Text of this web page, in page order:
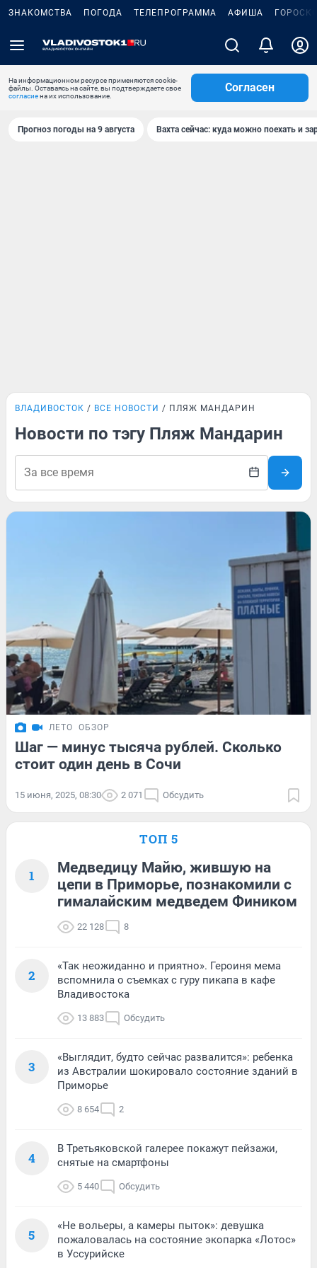
ЗНАКОМСТВА ПОГОДА ТЕЛЕПРОГРАММА АФИША
На информационном ресурсе применяются cookie-
файлы. Оставаясь на сайте, вы подтверждаете свое
согласиена их использование.
Согласен
Прогноз погоды на 9 августа Вахта сейчас: куда можно поехать и
ВЛАДИВОСТОК ВСЕ НОВОСТИ ПЛЯЖ МАНДАРИН
Новости по тэгу Пляж Мандарин
ЛЕТО ОБЗОР
Шаг — минус тысяча рублей. Сколько
стоит один день в Сочи
15 июня, 2025, 08:30 2 071 Обсудить
ТОП 5
1
Медведицу Майю, жившую на
цепи в Приморье, познакомили с
гималайским медведем Фиником
22 128 8
2
«Так неожиданно и приятно». Героиня мема
вспомнила о съемках с гуру пикапа в кафе
Владивостока
13 883 Обсудить
3
«Выглядит, будто сейчас развалится»: ребенка
из Австралии шокировало состояние зданий в
Приморье
8 654 2
4
В Третьяковской галерее покажут пейзажи,
снятые на смартфоны
5 440 Обсудить
5
«Не вольеры, а камеры пыток»: девушка
пожаловалась на состояние экопарка «Лотос»
в Уссурийске